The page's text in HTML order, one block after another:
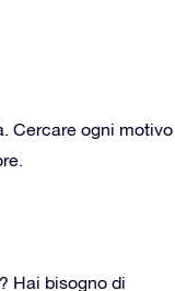
Cercare ogni motivo
Hai bisogno di